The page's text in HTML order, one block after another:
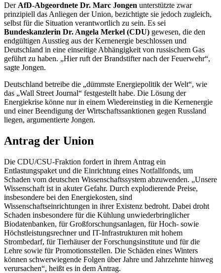
Der AfD-Abgeordnete Dr. Marc Jongen unterstützte zwar
prinzipiell das Anliegen der Union, bezichtigte sie jedoch zugleich,
selbst für die Situation verantwortlich zu sein. Es sei
Bundeskanzlerin Dr. Angela Merkel (CDU) gewesen, die den
endgültigen Ausstieg aus der Kernenergie beschlossen und
Deutschland in eine einseitige Abhängigkeit von russischem Gas
geführt zu haben. „Hier ruft der Brandstifter nach der Feuerwehr“,
sagte Jongen.
Deutschland betreibe die „dümmste Energiepolitik der Welt“, wie
das „Wall Street Journal“ festgestellt habe. Die Lösung der
Energiekrise könne nur in einem Wiedereinstieg in die Kernenergie
und einer Beendigung der Wirtschaftssanktionen gegen Russland
liegen, argumentierte Jongen.
Antrag der Union
Die CDU/CSU-Fraktion fordert in ihrem Antrag ein
Entlastungspaket und die Einrichtung eines Notfallfonds, um
Schaden vom deutschen Wissenschaftssystem abzuwenden. „Unsere
Wissenschaft ist in akuter Gefahr. Durch explodierende Preise,
insbesondere bei den Energiekosten, sind
Wissenschaftseinrichtungen in ihrer Existenz bedroht. Dabei droht
Schaden insbesondere für die Kühlung unwiederbringlicher
Biodatenbanken, für Großforschungsanlagen, für Hoch- sowie
Höchstleistungsrechner und IT-Infrastrukturen mit hohem
Strombedarf, für Tierhäuser der Forschungsinstitute und für die
Lehre sowie für Promotionsstellen. Die Schäden eines Winters
können schwerwiegende Folgen über Jahre und Jahrzehnte hinweg
verursachen“, heißt es in dem Antrag.